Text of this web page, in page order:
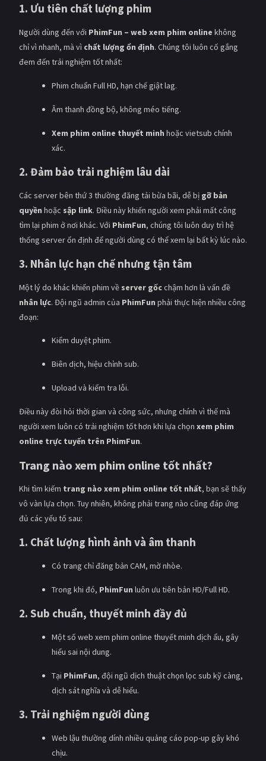
1. Ưu tiên chất lượng phim
Người dùng đến với PhimFun – web xem phim online không
chỉ vì nhanh, mà vì chất lượng ổn định. Chúng tôi luôn cố gắng
đem đến trải nghiệm tốt nhất:
Phim chuẩn Full HD, hạn chế giật lag.
Âm thanh đồng bộ, không méo tiếng.
Xem phim online thuyết minh hoặc vietsub chính
xác.
2. Đảm bảo trải nghiệm lâu dài
Các server bên thứ 3 thường đăng tải bừa bãi, dễ bị gỡ bản
quyền hoặc sập link. Điều này khiến người xem phải mất công
tìm lại phim ở nơi khác. Với PhimFun, chúng tôi luôn duy trì hệ
thống server ổn định để người dùng có thể xem lại bất kỳ lúc nào.
3. Nhân lực hạn chế nhưng tận tâm
Một lý do khác khiến phim về server gốcchậm hơn là vấn đề
nhân lực. Đội ngũ admin của PhimFun phải thực hiện nhiều công
đoạn:
Kiểm duyệt phim.
Biên dịch, hiệu chỉnh sub.
Upload và kiểm tra lỗi.
Điều này đòi hỏi thời gian và công sức, nhưng chính vì thế mà
người xem luôn có trải nghiệm tốt hơn khi lựa chọn xem phim
online trực tuyến trên PhimFun.
Trang nào xem phim online tốt nhất?
Khi tìm kiếm trang nào xem phim online tốt nhất, bạn sẽ thấy
vô vàn lựa chọn. Tuy nhiên, không phải trang nào cũng đáp ứng
đủ các yếu tố sau:
1. Chất lượng hình ảnh và âm thanh
Có trang chỉ đăng bản CAM, mờ nhòe.
Trong khi đó, PhimFun luôn ưu tiên bản HD/Full HD.
2. Sub chuẩn, thuyết minh đầy đủ
Một số web xem phim online thuyết minh dịch ẩu, gây
hiểu sai nội dung.
Tại PhimFun, đội ngũ dịch thuật chọn lọc sub kỹ càng,
dịch sát nghĩa và dễ hiểu.
3. Trải nghiệm người dùng
Web lậu thường dính nhiều quảng cáo pop-up gây khó
chịu.